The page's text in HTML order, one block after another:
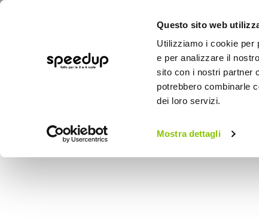
Questo sito web
Utilizziamo i cookie per
e per analizzare il
sito con i nostri partner
potrebbero combinarle
dei loro servizi.
Mostra dettagli
BICI
Home
Installazione Mascherina 2 din - PHONOCAR